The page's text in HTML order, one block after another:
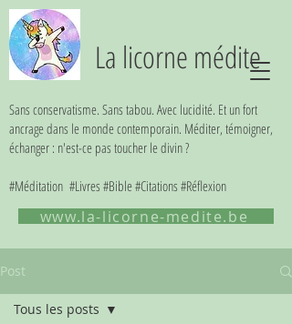
La licorne médite
Sans conservatisme. Sans tabou. Avec lucidité. Et un fort
ancrage dans le monde contemporain. Méditer, témoigner,
échanger : n'est-ce pas toucher le divin ?
#Méditation #Livres #Bible #Citations #Réflexion
www.la-licorne-medite.be
Post
Tous les posts